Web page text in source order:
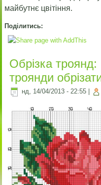
майбутнє цвітіння.
Поділитись:
Обрізка троянд:
троянди
нд, 14/04/2013 - 22:55